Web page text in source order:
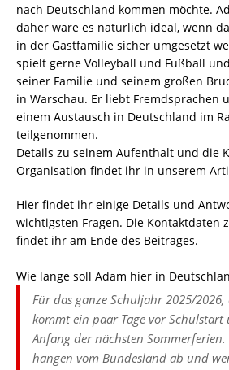
nach Deutschland kommen möchte.
daher wäre es natürlich ideal, wenn
in der Gastfamilie sicher umgesetzt
spielt gerne Volleyball und Fußball
seiner Familie und seinem großen
in Warschau. Er liebt Fremdsprachen
einem Austausch in Deutschland im
teilgenommen.
Details zu seinem Aufenthalt und die
Organisation findet ihr in unserem
Hier findet ihr einige Details und
wichtigsten Fragen. Die Kontaktdaten
findet ihr am Ende des Beitrages.
Wie lange soll Adam hier in
Für das ganze Schuljahr 2025/
kommt ein paar Tage vor
Anfang der nächsten Sommerferien.
hängen vom Bundesland ab und